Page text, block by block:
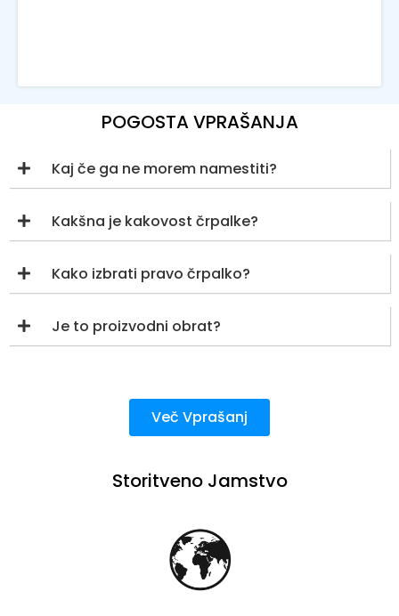
POGOSTA VPRAŠANJA
Kaj če ga ne morem namestiti?
Kakšna je kakovost črpalke?
Kako izbrati pravo črpalko?
Je to proizvodni obrat?
Več Vprašanj
Storitveno Jamstvo